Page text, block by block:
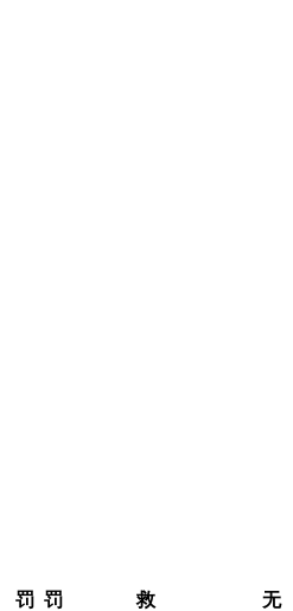
罚 罚
救
无